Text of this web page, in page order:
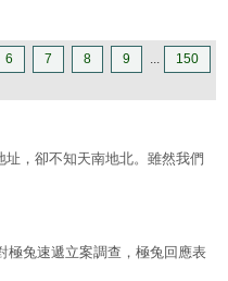
6 7 8 9 ... 150
，卻不知天南地北。雖然我們
極兔速遞立案調查，極兔回應表